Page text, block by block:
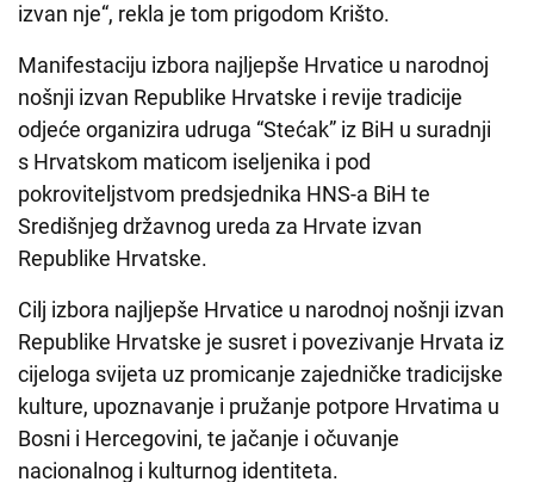
izvan nje“, rekla je tom prigodom Krišto.
Manifestaciju izbora najljepše Hrvatice u narodnoj
nošnji izvan Republike Hrvatske i revije tradicije
odjeće organizira udruga “Stećak” iz BiH u suradnji
s Hrvatskom maticom iseljenika i pod
pokroviteljstvom predsjednika HNS-a BiH te
Središnjeg državnog ureda za Hrvate izvan
Republike Hrvatske.
Cilj izbora najljepše Hrvatice u narodnoj nošnji izvan
Republike Hrvatske je susret i povezivanje Hrvata iz
cijeloga svijeta uz promicanje zajedničke tradicijske
kulture, upoznavanje i pružanje potpore Hrvatima u
Bosni i Hercegovini, te jačanje i očuvanje
nacionalnog i kulturnog identiteta.